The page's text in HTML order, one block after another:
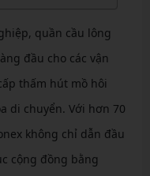
quần cầu lông
đầu cho các vận
thấm hút mồ hôi
di chuyển. Với hơn 70
không chỉ dẫn đầu
cộng đồng bằng